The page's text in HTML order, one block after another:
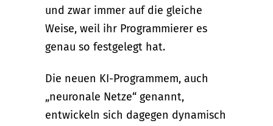
und zwar immer auf die gleiche
Weise, weil ihr Programmierer es
genau so festgelegt hat.
Die neuen KI-Programmem, auch
„neuronale Netze“ genannt,
entwickeln sich dagegen dynamisch